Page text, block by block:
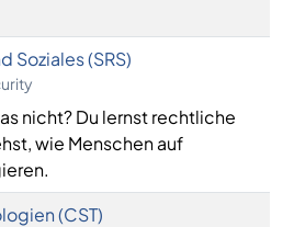
Soziales (SRS)
nicht? Du lernst rechtliche
wie Menschen auf
(CST)